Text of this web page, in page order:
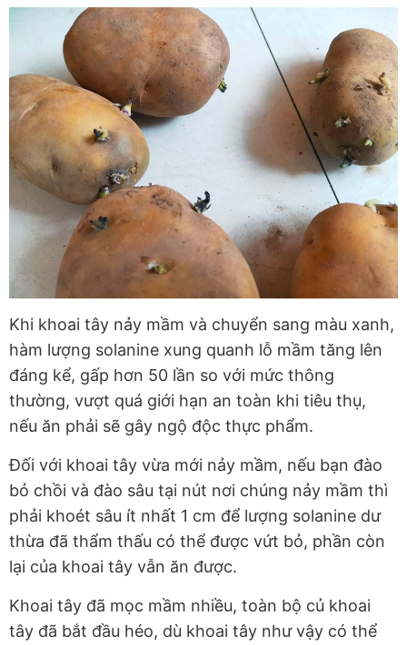
Khi khoai tây nảy mầm và chuyển sang màu xanh,
hàm lượng solanine xung quanh lỗ mầm tăng lên
đáng kể, gấp hơn 50 lần so với mức thông
thường, vượt quá giới hạn an toàn khi tiêu thụ,
nếu ăn phải sẽ gây ngộ độc thực phẩm.
Đối với khoai tây vừa mới nảy mầm, nếu bạn đào
bỏ chồi và đào sâu tại nút nơi chúng nảy mầm thì
phải khoét sâu ít nhất 1 cm để lượng solanine dư
thừa đã thẩm thấu có thể được vứt bỏ, phần còn
lại của khoai tây vẫn ăn được.
Khoai tây đã mọc mầm nhiều, toàn bộ củ khoai
tây đã bắt đầu héo, dù khoai tây như vậy có thể